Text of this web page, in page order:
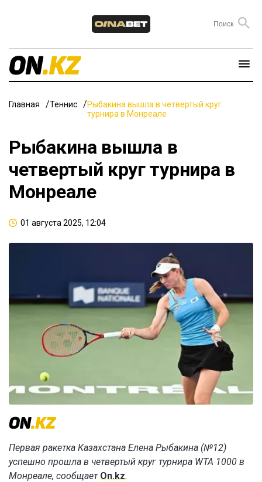
Главная Теннис
Рыбакина вышла в четвертый круг
турнира в Монреале
Рыбакина вышла в
четвертый круг турнира в
Монреале
01 августа 2025, 12:04
Первая ракетка Казахстана Елена Рыбакина (№12)
успешно прошла в четвертый круг турнира WTA 1000 в
Монреале, сообщает On.kz.